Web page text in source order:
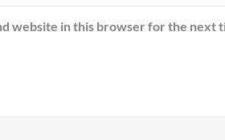
website in this browser for the next